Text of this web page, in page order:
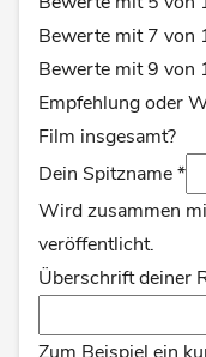
Bewerte mit 7 von
Bewerte mit 9 von
Empfehlung oder
Film insgesamt?
Dein Spitzname*
Wird zusammen
veröffentlicht.
Überschrift deiner